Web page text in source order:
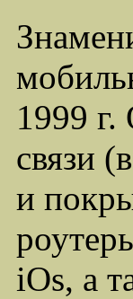
1999
связи
и
iOs, а